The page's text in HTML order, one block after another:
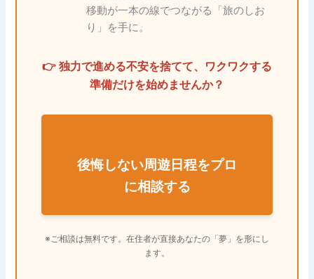
移動が一本の線でつながる「旅のしお
り」を手に。
👉 独力で進める不安を捨てて、ワクワクする
準備だけを始めませんか？
後悔しない周遊日程をプロ
に相談する
※ご相談は無料です。在住者が直接あなたの「夢」を形にし
ます。